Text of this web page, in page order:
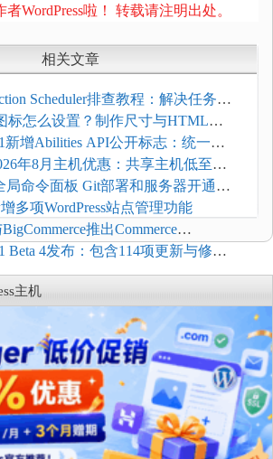
WordPress啦！ 转载请注明出处。
相关文章
Scheduler排查教程：解决任务积
标怎么设置？制作尺寸与HTML添
新增Abilities API公开标志：统一支
MCP与AI代理
年8月主机优惠：共享主机低至
能主机同步折扣
局命令面板 Git部署和服务器开通更
多项WordPress站点管理功能
推出Commerce
商店可保留前台体验并扩展电
Beta 4发布：包含114项更新与修
测试环境体验
主机